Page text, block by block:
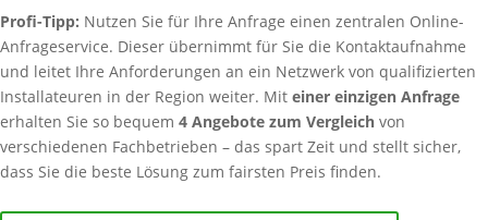
Profi-Tipp: Nutzen Sie für Ihre Anfrage einen zentralen Online-
Anfrageservice. Dieser übernimmt für Sie die Kontaktaufnahme
und leitet Ihre Anforderungen an ein Netzwerk von qualifizierten
Installateuren in der Region weiter. Mit einer einzigen Anfrage
erhalten Sie so bequem 4 Angebote zum Vergleich von
verschiedenen Fachbetrieben – das spart Zeit und stellt sicher,
dass Sie die beste Lösung zum fairsten Preis finden.